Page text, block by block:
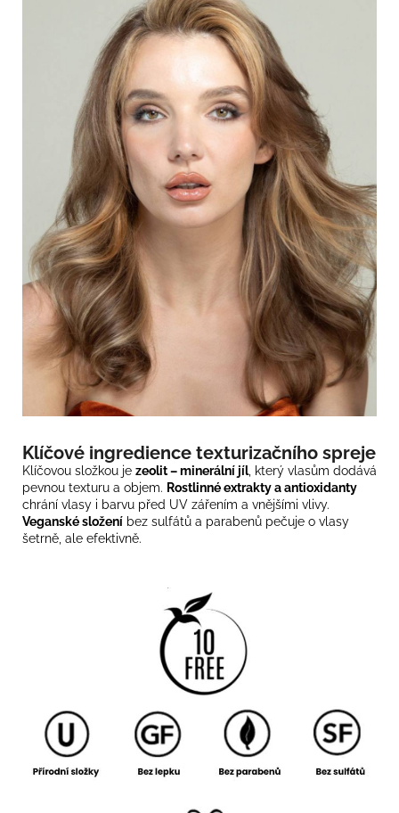
Klíčové ingredience texturizačního spreje
Klíčovou složkou je zeolit – minerální jíl, který vlasům dodává
pevnou texturu a objem. Rostlinné extrakty a antioxidanty
chrání vlasy i barvu před UV zářením a vnějšími vlivy.
Veganské složení bez sulfátů a parabenů pečuje o vlasy
šetrně, ale efektivně.